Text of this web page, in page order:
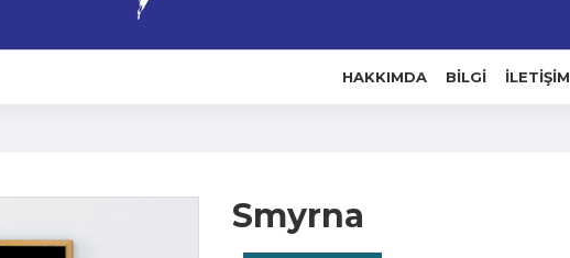
HAKKIMDA BILGI İLETIŞIM
Smyrna